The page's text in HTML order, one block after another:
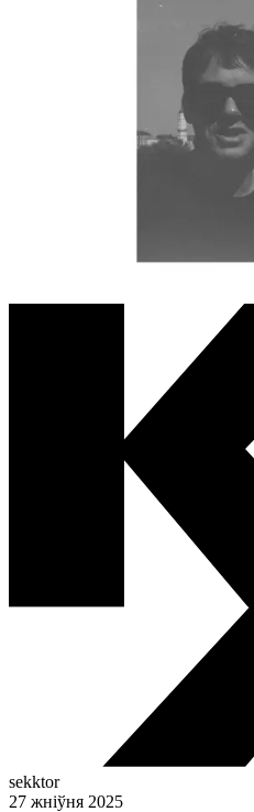
sekktor
27 жніўня 2025